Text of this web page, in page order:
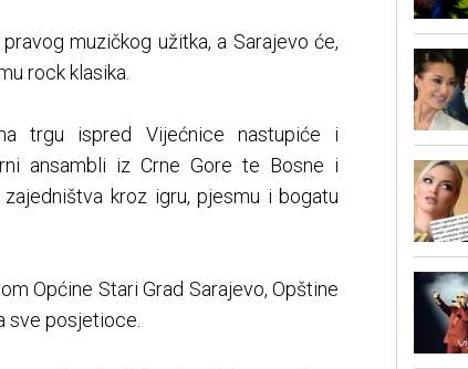
muzičkog užitka, a Sarajevo će,
rock klasika.
trgu ispred Vijećnice nastupiće i
ansambli iz Crne Gore te Bosne i
kroz igru, pjesmu i bogatu
Općine Stari Grad Sarajevo, Opštine
sve posjetioce.